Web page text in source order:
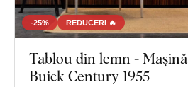
-25% REDUCERI 🔥
Tablou din lemn - Mașină
Buick Century 1955